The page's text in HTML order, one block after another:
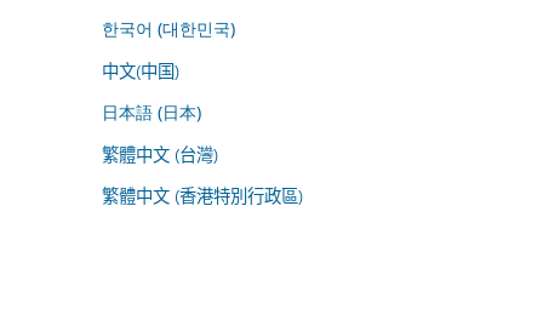
한국어 (대한민국)
中文(中国)
日本語 (日本)
繁體中文 (台灣)
繁體中文 (香港特別行政區)